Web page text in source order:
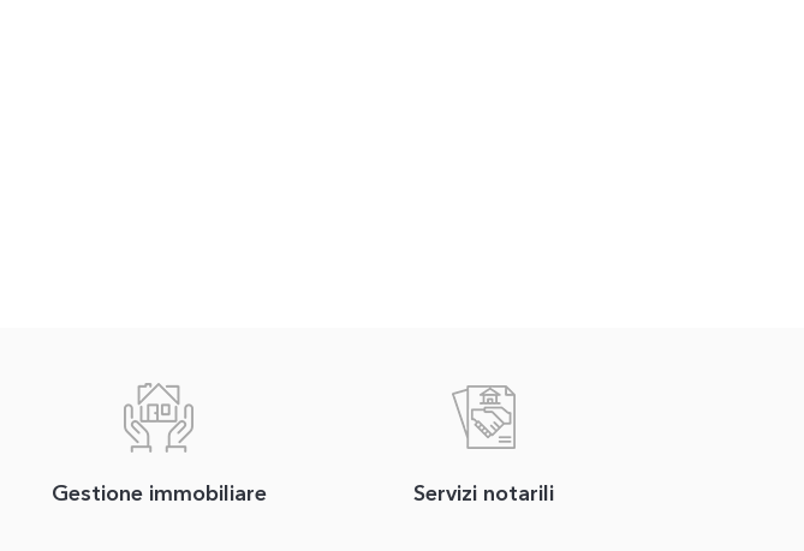
Gestione immobiliare Servizi notarili